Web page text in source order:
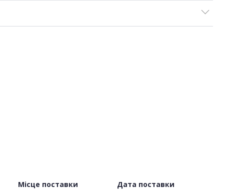
Місце поставки Дата поставки